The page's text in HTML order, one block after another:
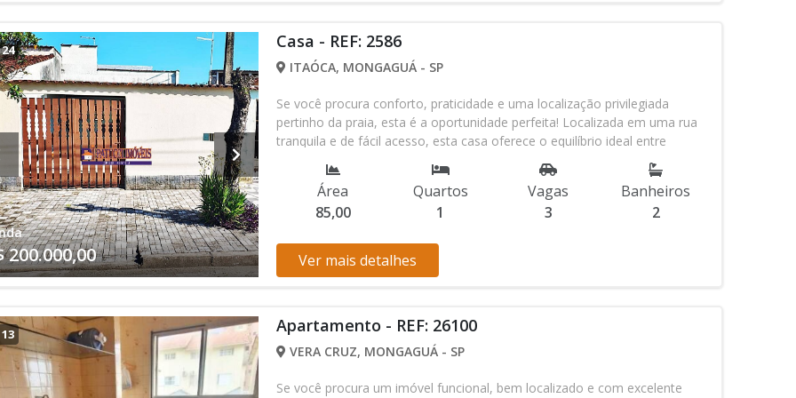
24
200.000,00
Casa - REF: 2586
ITAÓCA, MONGAGUÁ - SP
Se você procura conforto, praticidade e uma localização privilegiada
pertinho da praia, esta é a oportunidade perfeita! Localizada em uma rua
tranquila e de fácil acesso, esta casa oferece o equilíbrio ideal entre
descanso e conveniência, tornando-se perfeita tanto para moradia quanto
para veraneio. Casa: 01 Dormitório - Sala - Cozinha - 01 Banheiro Social -
Área de Serviço - 01 Banheiro de Serviço - Quintal; Garagem: 03 Vagas para
Auto de Passeio; Próximo: Praia - Quiosque - Padaria - Posto de
mar e caminhar até os quiosques e comércios locais, que trazem
praticidade ao seu dia a dia.Um local - Atualizado em: 09/03/2026 - 18:33
Área
85,00
Quartos
1
Vagas
3
Banheiros
2
Ver mais detalhes
13 Apartamento - REF: 26100
VERA CRUZ, MONGAGUÁ - SP
Se você procura um imóvel funcional, bem localizado e com excelente